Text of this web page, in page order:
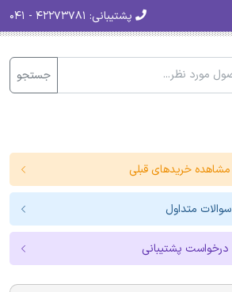
پشتیبانی:
جستجو
مشاهده خریدهای قبلی
سوالات متداول
درخواست پشتیبانی